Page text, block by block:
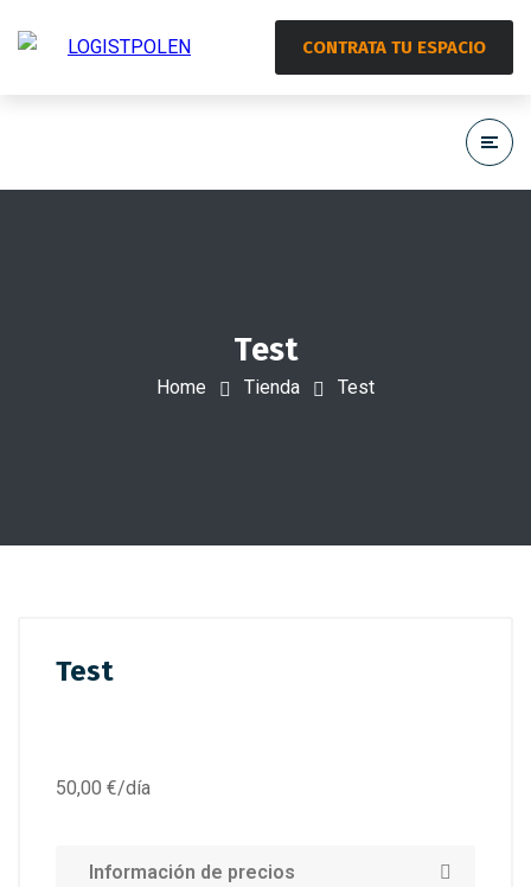
CONTRATA TU ESPACIO
Test
Home Tienda Test
Test
50,00 €/día
Información de precios